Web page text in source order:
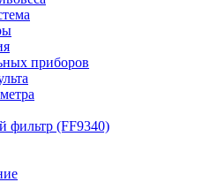
приборов
фильтр (FF9340)